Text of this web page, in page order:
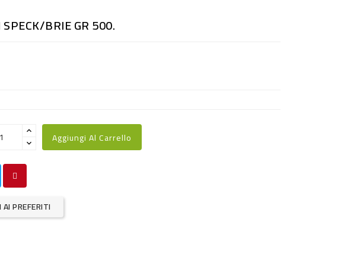
SPECK/BRIE GR 500.
Aggiungi Al Carrello
PREFERITI